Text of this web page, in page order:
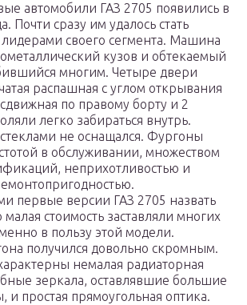
автомобили ГАЗ 2705 появились в
Почти сразу им удалось стать
своего сегмента. Машина
кузов и обтекаемый
многим. Четыре двери
распашная с углом открывания
по правому борту и 2
легко забираться внутрь.
не оснащался. Фургоны
в обслуживании, множеством
неприхотливостью и
первые версии ГАЗ 2705 назвать
стоимость заставляли многих
в пользу этой модели.
получился довольно скромным.
немалая радиаторная
зеркала, оставлявшие большие
и простая прямоугольная оптика.